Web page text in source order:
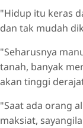
"Hidup itu keras
dan tak mudah
"Seharusnya
tanah, banyak
akan tinggi
"Saat ada orang
maksiat,